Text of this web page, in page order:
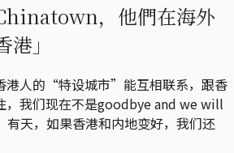
，他們在海外
」
港人的“特设城市”能互相联系，跟香
我们现在不是goodbye and we will
有天，如果香港和内地变好，我们还